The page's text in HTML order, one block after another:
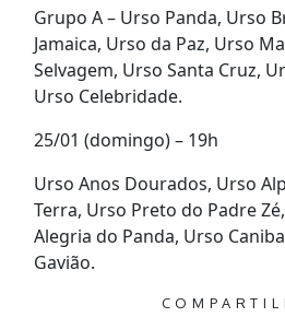
Grupo A – Urso Panda, Urso
Jamaica, Urso da Paz, Urso
Selvagem, Urso Santa Cruz,
Urso Celebridade.
25/01 (domingo) – 19h
Urso Anos Dourados, Urso
Terra, Urso Preto do Padre
Alegria do Panda, Urso
Gavião.